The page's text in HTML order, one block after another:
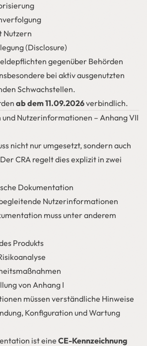
Nutzern
(Disclosure)
gegenüber Behörden
bei aktiv ausgenutzten
Schwachstellen.
ab dem 11.09.2026verbindlich.
Nutzerinformationen – Anhang VII
nicht nur umgesetzt, sondern auch
CRA regelt dies explizit in zwei
Dokumentation
Nutzerinformationen
muss unter anderem
Produkts
von Anhang I
müssen verständliche Hinweise
Konfiguration und Wartung
ist eine CE-Kennzeichnung